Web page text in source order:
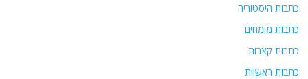
כתבות היסטוריה
כתבות מומחים
כתבות קצרות
כתבות ראשיות